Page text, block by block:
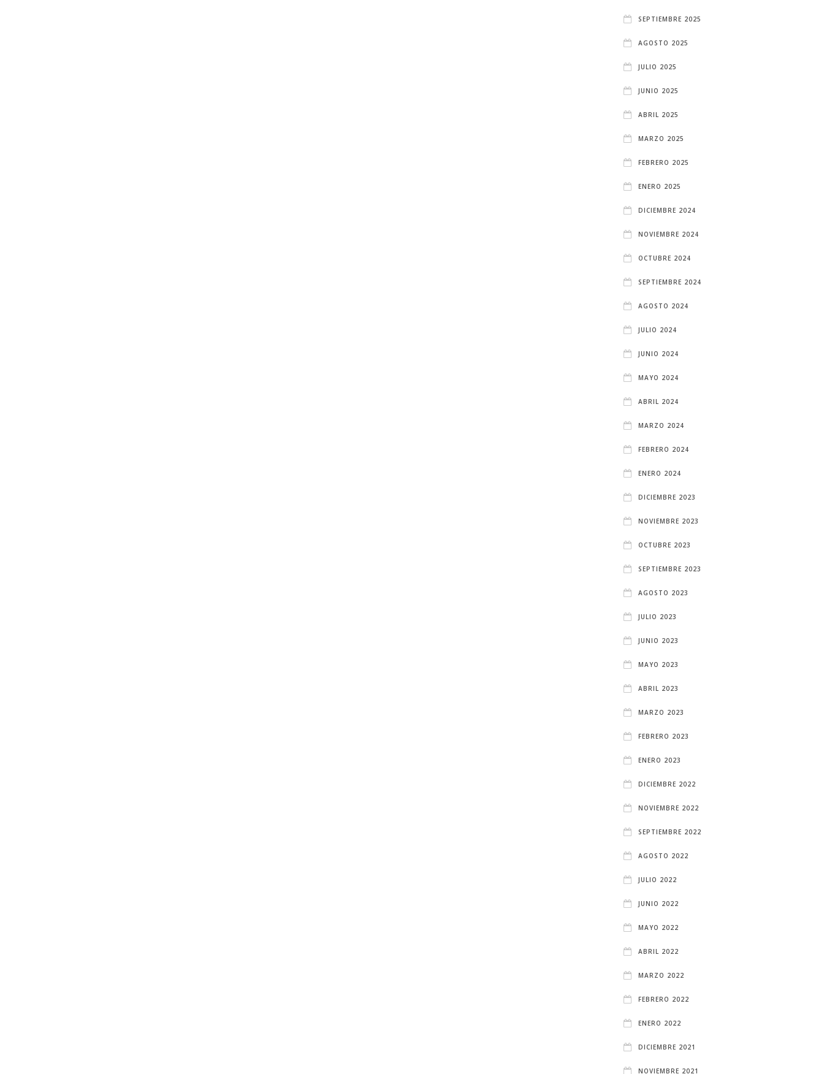
SEPTIEMBRE 2025
AGOSTO 2025
JULIO 2025
JUNIO 2025
ABRIL 2025
MARZO 2025
FEBRERO 2025
ENERO 2025
DICIEMBRE 2024
NOVIEMBRE 2024
OCTUBRE 2024
SEPTIEMBRE 2024
AGOSTO 2024
JULIO 2024
JUNIO 2024
MAYO 2024
ABRIL 2024
MARZO 2024
FEBRERO 2024
ENERO 2024
DICIEMBRE 2023
NOVIEMBRE 2023
OCTUBRE 2023
SEPTIEMBRE 2023
AGOSTO 2023
JULIO 2023
JUNIO 2023
MAYO 2023
ABRIL 2023
MARZO 2023
FEBRERO 2023
ENERO 2023
DICIEMBRE 2022
NOVIEMBRE 2022
SEPTIEMBRE 2022
AGOSTO 2022
JULIO 2022
JUNIO 2022
MAYO 2022
ABRIL 2022
MARZO 2022
FEBRERO 2022
ENERO 2022
DICIEMBRE 2021
NOVIEMBRE 2021